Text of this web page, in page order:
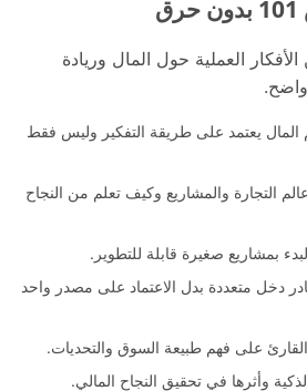
العملية حول المال وريادة
المال يعتمد على طريقة التفكير وليس فقط
التجارة والمشاريع وكيف تعلم من النجاح
بمشاريع صغيرة قابلة للتطوير.
دخل متعددة بدل الاعتماد على مصدر واحد
على فهم طبيعة السوق والتحديات.
وأثرها في تحقيق النجاح المالي.